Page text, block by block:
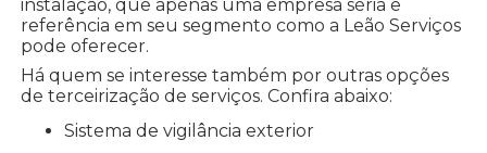
instalação, que apenas uma empresa séria e
referência em seu segmento como a Leão Serviços
pode oferecer.
Há quem se interesse também por outras opções
de terceirização de serviços. Confira abaixo:
sistema de vigilância exterior